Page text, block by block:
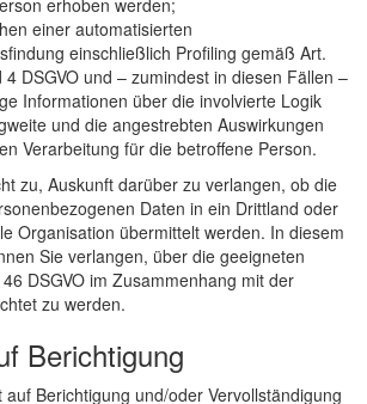
erhoben werden;
einer automatisierten
einschließlich Profiling gemäß Art.
4 DSGVO und – zumindest in diesen Fällen –
Informationen über die involvierte Logik
und die angestrebten Auswirkungen
Verarbeitung für die betroffene Person.
zu, Auskunft darüber zu verlangen, ob die
Daten in ein Drittland oder
Organisation übermittelt werden. In diesem
Sie verlangen, über die geeigneten
DSGVO im Zusammenhang mit der
zu werden.
Berichtigung
Berichtigung und/oder Vervollständigung